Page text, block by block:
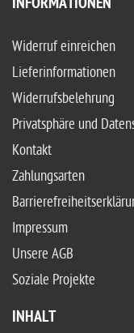
INFORMATIONEN
Widerruf einreichen
Lieferinformationen
Widerrufsbelehrung
Privatsphäre und
Kontakt
Zahlungsarten
Impressum
Unsere AGB
Soziale Projekte
INHALT